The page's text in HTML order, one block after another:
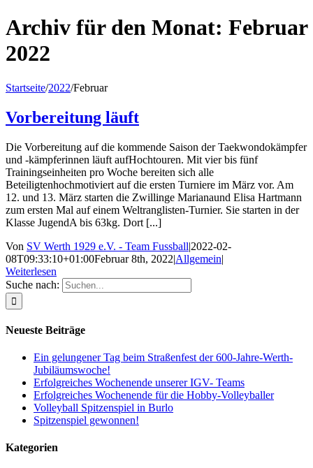
Archiv für den Monat: Februar
2022
Startseite/2022/Februar
Vorbereitung läuft
Die Vorbereitung auf die kommende Saison der Taekwondokämpfer
und -kämpferinnen läuft aufHochtouren. Mit vier bis fünf
Trainingseinheiten pro Woche bereiten sich alle
Beteiligtenhochmotiviert auf die ersten Turniere im März vor. Am
12. und 13. März starten die Zwillinge Marianaund Elisa Hartmann
zum ersten Mal auf einem Weltranglisten-Turnier. Sie starten in der
Klasse JugendA bis 63kg. Dort [...]
Von SV Werth 1929 e.V. - Team Fussball|2022-02-
08T09:33:10+01:00Februar 8th, 2022|Allgemein|
Weiterlesen
Suche nach:
Neueste Beiträge
Ein gelungener Tag beim Straßenfest der 600-Jahre-Werth-
Jubiläumswoche!
Erfolgreiches Wochenende unserer IGV- Teams
Erfolgreiches Wochenende für die Hobby-Volleyballer
Volleyball Spitzenspiel in Burlo
Spitzenspiel gewonnen!
Kategorien